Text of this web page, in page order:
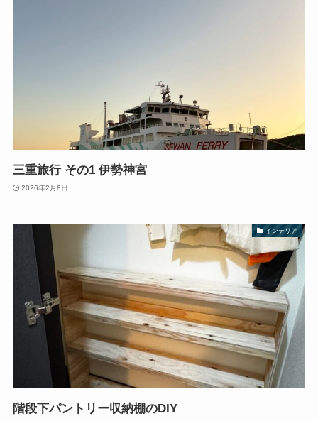
三重旅行 その1 伊勢神宮
2026年2月8日
インテリア
階段下パントリー収納棚のDIY